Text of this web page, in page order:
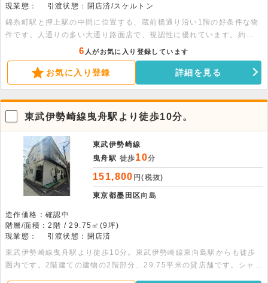
現業態：
引渡状態：閉店済/スケルトン
錦糸町駅と押上駅の中間に位置する、蔵前橋通り沿い1階の好条件な物
件です。人通りの多い大通り路面店で、視認性に優れています。約
3.5mの開放感ある天井高が魅力の46.12平米の空間は、物販やサービ
ス店舗、事務所など幅広い業態にご活用いただけます。電動シャッター
完備で防犯面も安心です。ぜひお早めにお問い合わせください。
6 人がお気に入り登録しています
お気に入り登録 詳細を見る
東武伊勢崎線曳舟駅より徒歩10分。
東武伊勢崎線
曳舟駅 徒歩10分
151,800 円(税抜)
東京都墨田区向島
造作価格：確認中
階層/面積：2階 / 29.75㎡(9坪)
現業態：
引渡状態：閉店済
東武伊勢崎線曳舟駅より徒歩10分。東武伊勢崎線東向島駅からも徒歩
圏内です。2階建ての建物の2階部分、29.75平米の貸店舗です。シャワ